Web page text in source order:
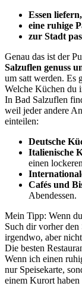
Essen
eine ruhige
zur Stadt
Genau das ist der
Salzuflen genuss
um satt werden. Es
Welche Küchen du
In Bad Salzuflen
weil jeder andere
einteilen:
Deutsche
Italienische
einen
Cafés und
Abendessen.
Mein Tipp: Wenn
Such dir vorher
irgendwo, aber
Die besten
Wenn ich einen
nur Speisekarte,
einem Kurort haben